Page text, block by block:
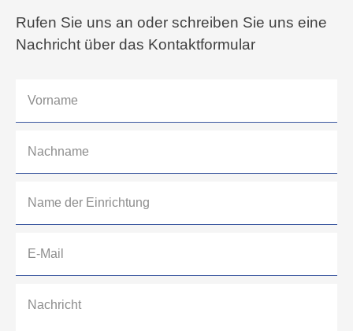
Rufen Sie uns an oder schreiben Sie uns eine
Nachricht über das Kontaktformular